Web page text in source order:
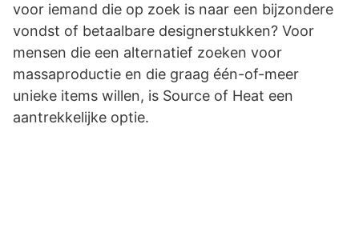
voor iemand die op zoek is naar een bijzondere
vondst of betaalbare designerstukken? Voor
mensen die een alternatief zoeken voor
massaproductie en die graag één-of-meer
unieke items willen, is Source of Heat een
aantrekkelijke optie.